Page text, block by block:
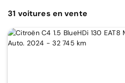
31 voitures en vente